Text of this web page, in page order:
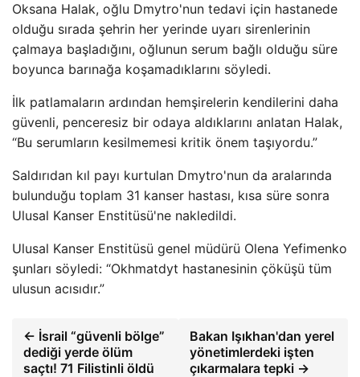
Oksana Halak, oğlu Dmytro'nun tedavi için hastanede
olduğu sırada şehrin her yerinde uyarı sirenlerinin
çalmaya başladığını, oğlunun serum bağlı olduğu süre
boyunca barınağa koşamadıklarını söyledi.
İlk patlamaların ardından hemşirelerin kendilerini daha
güvenli, penceresiz bir odaya aldıklarını anlatan Halak,
“Bu serumların kesilmemesi kritik önem taşıyordu.”
Saldırıdan kıl payı kurtulan Dmytro'nun da aralarında
bulunduğu toplam 31 kanser hastası, kısa süre sonra
Ulusal Kanser Enstitüsü'ne nakledildi.
Ulusal Kanser Enstitüsü genel müdürü Olena Yefimenko
şunları söyledi: “Okhmatdyt hastanesinin çöküşü tüm
ulusun acısıdır.”
← İsrail “güvenli bölge”
dediği yerde ölüm
saçtı! 71 Filistinli öldü
Bakan Işıkhan'dan yerel
yönetimlerdeki işten
çıkarmalara tepki →